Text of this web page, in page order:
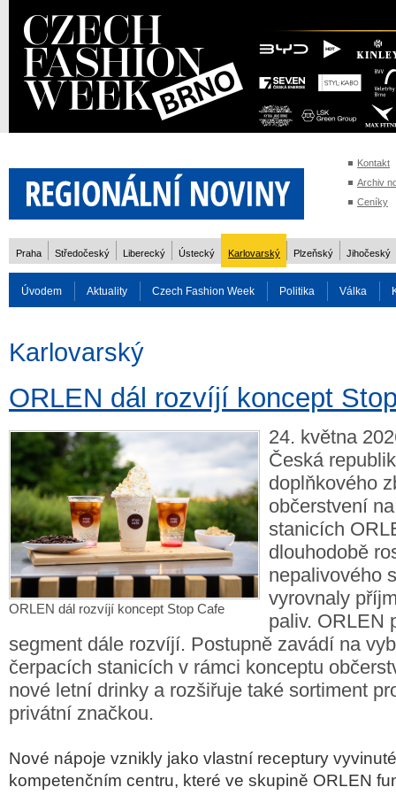
Kontakt
Archiv
Ceníky
Praha Středočeský Liberecký Ústecký Karlovarský Plzeňský Jihočeský
Úvodem Aktuality Czech Fashion Week Politika Válka
Karlovarský
ORLEN dál rozvíjí koncept
ORLEN dál rozvíjí koncept Stop Cafe
24. května
Česká
doplňkového
občerstvení
stanicích
dlouhodobě
nepalivového
vyrovnaly
paliv. ORLEN
segment dále rozvíjí. Postupně zavádí na
čerpacích stanicích v rámci konceptu
nové letní drinky a rozšiřuje také sortiment
privátní značkou.
Nové nápoje vznikly jako vlastní receptury
kompetenčním centru, které ve skupině ORLEN